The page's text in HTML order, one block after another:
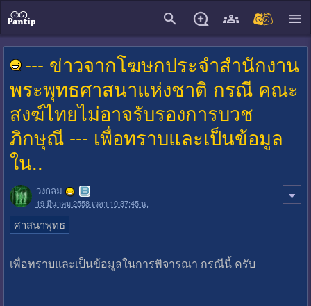
--- ข่าวจากโฆษกประจำสำนักงาน
พระพุทธศาสนาแห่งชาติ กรณี คณะ
สงฆ์ไทยไม่อาจรับรองการบวช
ภิกษุณี --- เพื่อทราบและเป็นข้อมูล
ใน..
วงกลม
19 มีนาคม 2558 เวลา 10:37:45 น.
ศาสนาพุทธ
เพื่อทราบและเป็นข้อมูลในการพิจารณา กรณีนี้ ครับ
close